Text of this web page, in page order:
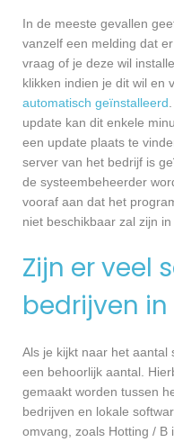
In de meeste gevallen
vanzelf een melding dat
vraag of je deze wil
klikken indien je dit wil en
automatisch geïnstalleerd
update kan dit enkele
een update plaats te
server van het bedrijf is
de systeembeheerder
vooraf aan dat het
niet beschikbaar zal zijn
Zijn er veel
bedrijven
Als je kijkt naar het aantal
een behoorlijk aantal.
gemaakt worden tussen
bedrijven en lokale
omvang, zoals Hotting / B